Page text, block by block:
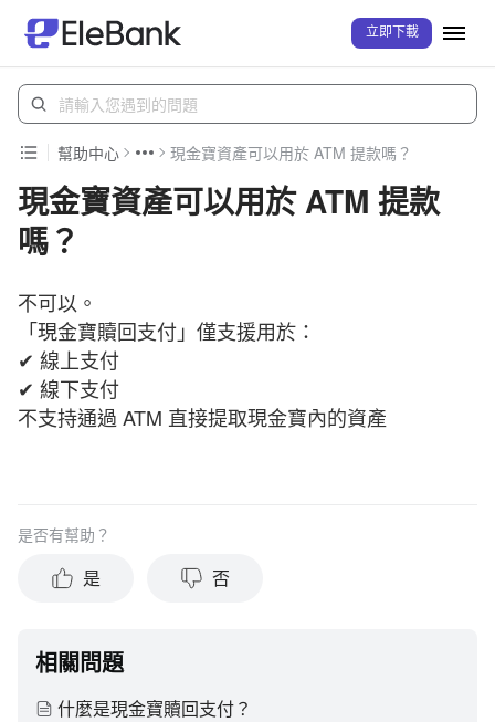
立即下載
幫助中心 現金寶資產可以用於 ATM 提款嗎？
現金寶資產可以用於 ATM 提款
嗎？
不可以。
「現金寶贖回支付」僅支援用於：
✔ 線上支付
✔ 線下支付
不支持通過 ATM 直接提取現金寶內的資產
是否有幫助？
是 否
相關問題
什麼是現金寶贖回支付？